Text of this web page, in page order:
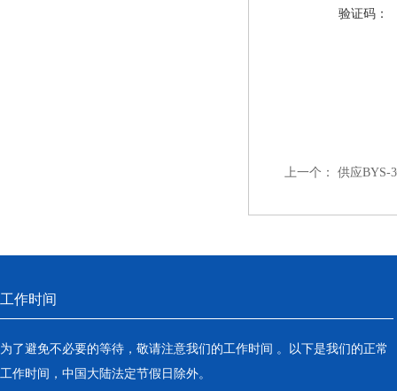
验证码：
上一个： 供应BYS-
工作时间
为了避免不必要的等待，敬请注意我们的工作时间 。以下是我们的正常
工作时间，中国大陆法定节假日除外。